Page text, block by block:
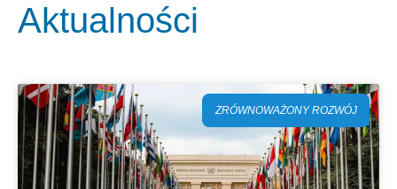
Aktualności
ZRÓWNOWAŻONY ROZWÓJ